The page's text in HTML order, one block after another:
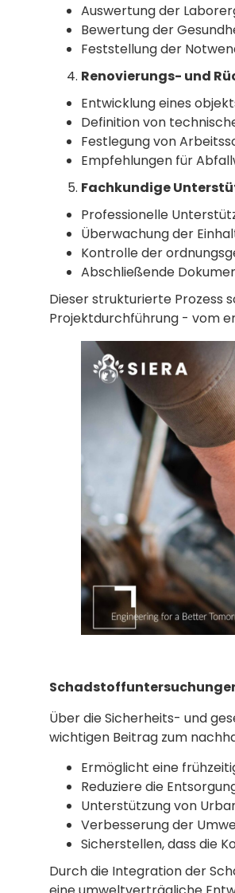
Auswertung der
Bewertung der
Feststellung der
Renovierungs- und
Entwicklung eines
Definition von
Festlegung von
Empfehlungen für
Fachkundige
Professionelle
Überwachung der
Kontrolle der
Abschließende
Dieser strukturierte Prozess
Projektdurchführung - vom
Über die Sicherheits- und
wichtigen Beitrag zum
Ermöglicht eine
Reduziere die
Unterstützung von
Verbesserung der
Sicherstellen, dass die
Durch die Integration der